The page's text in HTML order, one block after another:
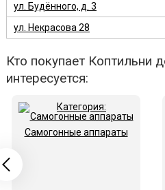
ул. Будённого, д. 3
ул. Некрасова 28
Кто покупает Коптильни
интересуется:
Самогонные аппараты